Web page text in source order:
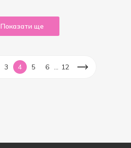
Показати ще
3 4 5 6 12